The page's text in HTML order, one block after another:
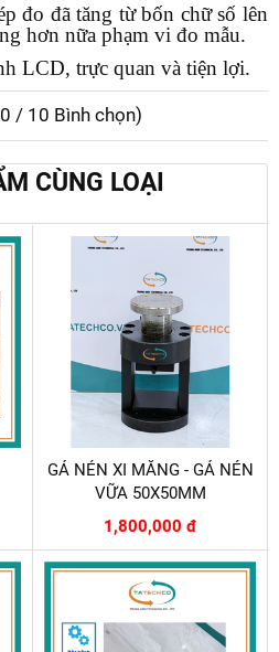
đo đã tăng từ bốn chữ số lên
hơn nữa phạm vi đo mẫu.
LCD, trực quan và tiện lợi.
/ 10 Bình chọn)
CÙNG LOẠI
GÁ NÉN XI MĂNG - GÁ NÉN
VỮA 50X50MM
1,800,000 đ